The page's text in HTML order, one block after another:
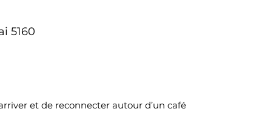
5160
et de reconnecter autour d’un café